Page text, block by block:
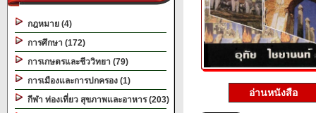
กฎหมาย (4)
การศึกษา (172)
การเกษตรและชีววิทยา (79)
การเมืองและการปกครอง (1)
กีฬา ท่องเที่ยว สุขภาพและอาหาร (203)
อ่านหนังสือ